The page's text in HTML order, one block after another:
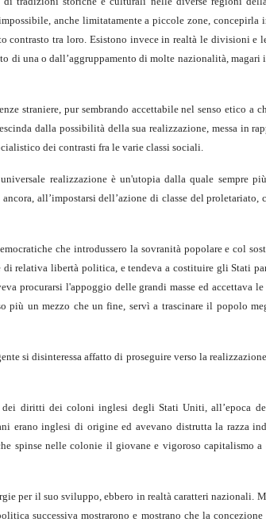
anche limitatamente a piccole zone, concepirla
tra loro. Esistono invece in realtà le divisioni e
di una o dall’aggruppamento di molte nazionalità, magari
straniere, pur sembrando accettabile nel senso etico a
dalla possibilità della sua realizzazione, messa in
dei contrasti fra le varie classi sociali.
realizzazione è un'utopia dalla quale sempre
all’impostarsi dell’azione di classe del proletariato,
che introdussero la sovranità popolare e col
relativa libertà politica, e tendeva a costituire gli Stati
procurarsi l'appoggio delle grandi masse ed accettava
più un mezzo che un fine, servì a trascinare il popolo
si disinteressa affatto di proseguire verso la
diritti dei coloni inglesi degli Stati Uniti, all’epoca
erano inglesi di origine ed avevano distrutta la razza
spinse nelle colonie il giovane e vigoroso capitalismo a
per il suo sviluppo, ebbero in realtà caratteri nazionali.
successiva mostrarono e mostrano che la